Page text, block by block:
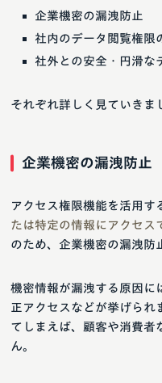
企業機密の漏洩防止
社内のデータ閲覧権限
社外との安全・円滑な
それぞれ詳しく見ていきま
企業機密の漏洩防止
アクセス権限機能を活用す
たは特定の情報にアクセス
のため、企業機密の漏洩防
機密情報が漏洩する原因に
正アクセスなどが挙げられ
てしまえば、顧客や消費者
ん。